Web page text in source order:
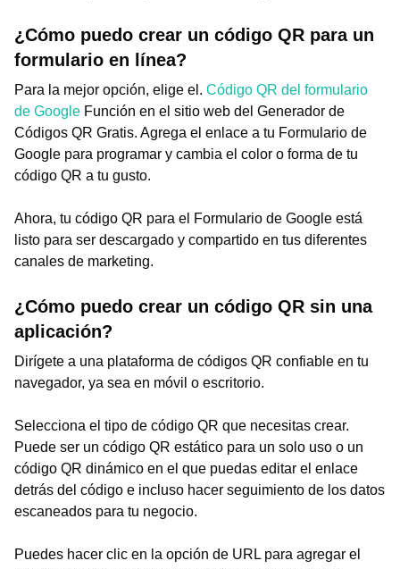
¿Cómo puedo crear un código QR para un
formulario en línea?
Para la mejor opción, elige el. Código QR del formulario
de Google Función en el sitio web del Generador de
Códigos QR Gratis. Agrega el enlace a tu Formulario de
Google para programar y cambia el color o forma de tu
código QR a tu gusto.
Ahora, tu código QR para el Formulario de Google está
listo para ser descargado y compartido en tus diferentes
canales de marketing.
¿Cómo puedo crear un código QR sin una
aplicación?
Dirígete a una plataforma de códigos QR confiable en tu
navegador, ya sea en móvil o escritorio.
Selecciona el tipo de código QR que necesitas crear.
Puede ser un código QR estático para un solo uso o un
código QR dinámico en el que puedas editar el enlace
detrás del código e incluso hacer seguimiento de los datos
escaneados para tu negocio.
Puedes hacer clic en la opción de URL para agregar el